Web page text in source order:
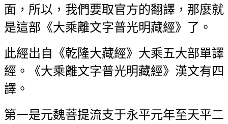
面，所以，我們要取官方的翻譯，那麼就
是這部《大乘離文字普光明藏經》了。
此經出自《乾隆大藏經》大乘五大部單譯
經。《大乘離文字普光明藏經》漢文有四
譯。
第一是元魏菩提流支于永平元年至天平二